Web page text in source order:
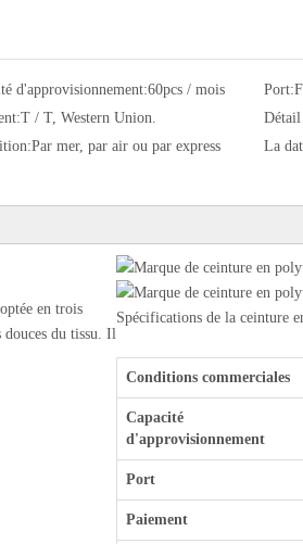
d'approvisionnement:60pcs / mois Port:
T / T, Western Union. Détail
Par mer, par air ou par express La
en trois
douces du tissu. Il
Spécifications de la ceinture
Conditions commerciales
Capacité
d'approvisionnement
Port
Paiement